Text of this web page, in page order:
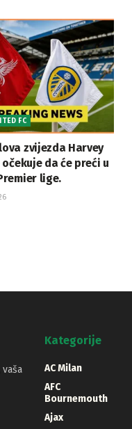
FC
zvijezda Harvey
da će preći u
lige.
Kategorije
AC Milan
AFC
Bournemouth
Ajax